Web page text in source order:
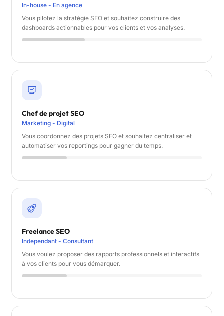
In-house - En agence
Vous pilotez la stratégie SEO et souhaitez construire des
dashboards actionnables pour vos clients et vos analyses.
Chef de projet SEO
Marketing - Digital
Vous coordonnez des projets SEO et souhaitez centraliser et
automatiser vos reportings pour gagner du temps.
Freelance SEO
Independant - Consultant
Vous voulez proposer des rapports professionnels et interactifs
à vos clients pour vous démarquer.